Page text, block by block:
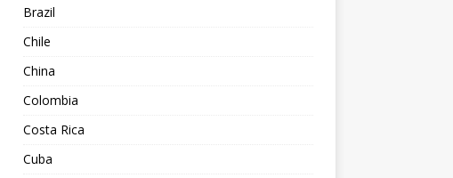
Brazil
Chile
China
Colombia
Costa Rica
Cuba